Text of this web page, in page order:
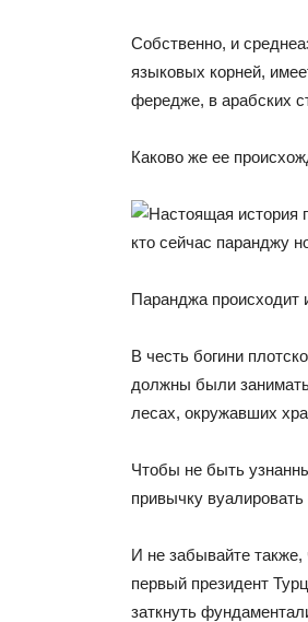
Собственно, и
языковых корней,
фередже, в арабских
Каково же ее
Паранджa происходит
В честь богини
должны были
лесах, окружавших
Чтобы не быть
привычку
И не забывайте
первый президент
заткнуть